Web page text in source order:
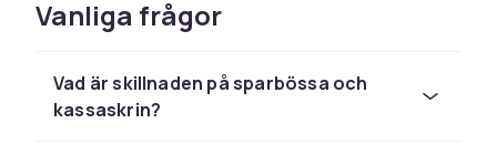
att hamna lite varstans i hemmet. Oavsett om
ha en smidig plats för växelpengar och
kontanter, fyller sparbössan en viktig funktion i
Vanliga frågor
Vad är skillnaden på sparbössa och
kassaskrin?